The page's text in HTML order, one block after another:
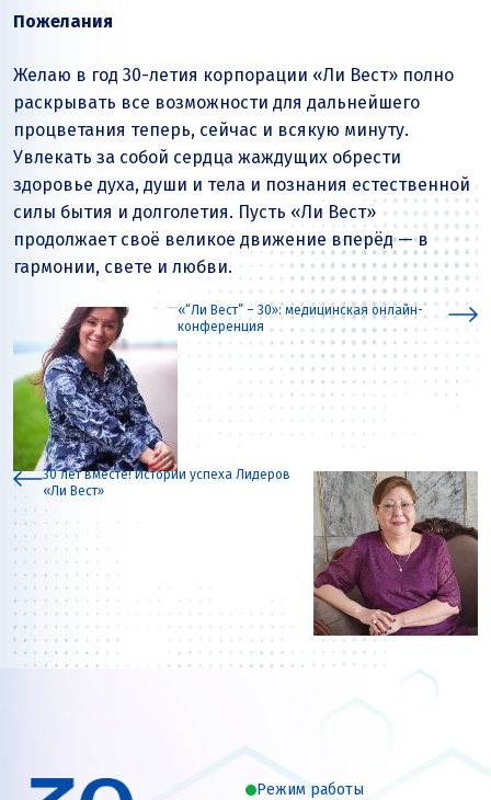
Пожелания
Желаю в год 30-летия корпорации «Ли Вест» полно
раскрывать все возможности для дальнейшего
процветания теперь, сейчас и всякую минуту.
Увлекать за собой сердца жаждущих обрести
здоровье духа, души и тела и познания естественной
силы бытия и долголетия. Пусть «Ли Вест»
продолжает своё великое движение вперёд — в
гармонии, свете и любви.
30 лет вместе! Истории успеха Лидеров
«Ли Вест»
«“Ли Вест” – 30»: медицинская онлайн-
конференция
Режим работы